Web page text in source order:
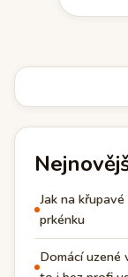
Jak na
prkénku
Domácí uzené